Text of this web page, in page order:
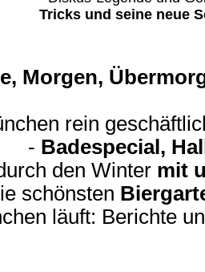
Tricks und seine neue
Morgen,
rein
- Badespecial,
den Winter mit
schönsten
läuft: Berichte